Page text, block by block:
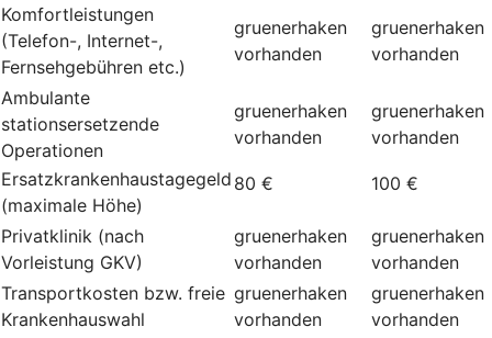
Komfortleistungen
(Telefon-, Internet-,
Fernsehgebühren etc.)
gruenerhaken
vorhanden
gruenerhaken
vorhanden
Ambulante
stationsersetzende
Operationen
gruenerhaken
vorhanden
gruenerhaken
vorhanden
Ersatzkrankenhaustagegeld
(maximale Höhe)
80 € 100 €
Privatklinik (nach
Vorleistung GKV)
gruenerhaken
vorhanden
gruenerhaken
vorhanden
Transportkosten bzw. freie
Krankenhauswahl
gruenerhaken
vorhanden
gruenerhaken
vorhanden